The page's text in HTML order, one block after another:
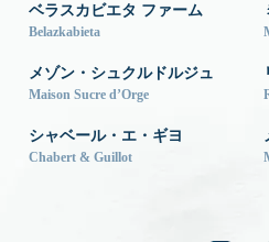
ベラスカビエタ ファーム
Belazkabieta
メゾン・シュクルドルジュ
Maison Sucre d’Orge
シャベール・エ・ギヨ
Chabert & Guillot